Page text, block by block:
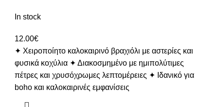
In stock
12.00€
✦ Χειροποίητο καλοκαιρινό βραχιόλι με αστερίες και
φυσικά κοχύλια ✦ Διακοσμημένο με ημιπολύτιμες
πέτρες και χρυσόχρωμες λεπτομέρειες ✦ Ιδανικό για
boho και καλοκαιρινές εμφανίσεις